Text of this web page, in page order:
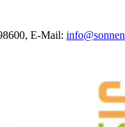
E-Mail: